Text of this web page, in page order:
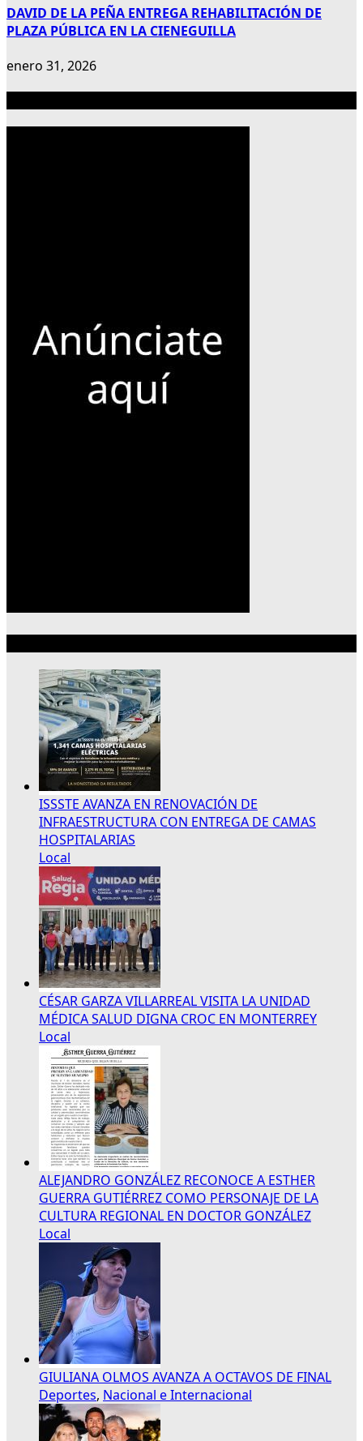
DAVID DE LA PEÑA ENTREGA REHABILITACIÓN DE
PLAZA PÚBLICA EN LA CIENEGUILLA
enero 31, 2026
ISSSTE AVANZA EN RENOVACIÓN DE
INFRAESTRUCTURA CON ENTREGA DE CAMAS
HOSPITALARIAS
Local
CÉSAR GARZA VILLARREAL VISITA LA UNIDAD
MÉDICA SALUD DIGNA CROC EN MONTERREY
Local
ALEJANDRO GONZÁLEZ RECONOCE A ESTHER
GUERRA GUTIÉRREZ COMO PERSONAJE DE LA
CULTURA REGIONAL EN DOCTOR GONZÁLEZ
Local
GIULIANA OLMOS AVANZA A OCTAVOS DE FINAL
Deportes, Nacional e Internacional